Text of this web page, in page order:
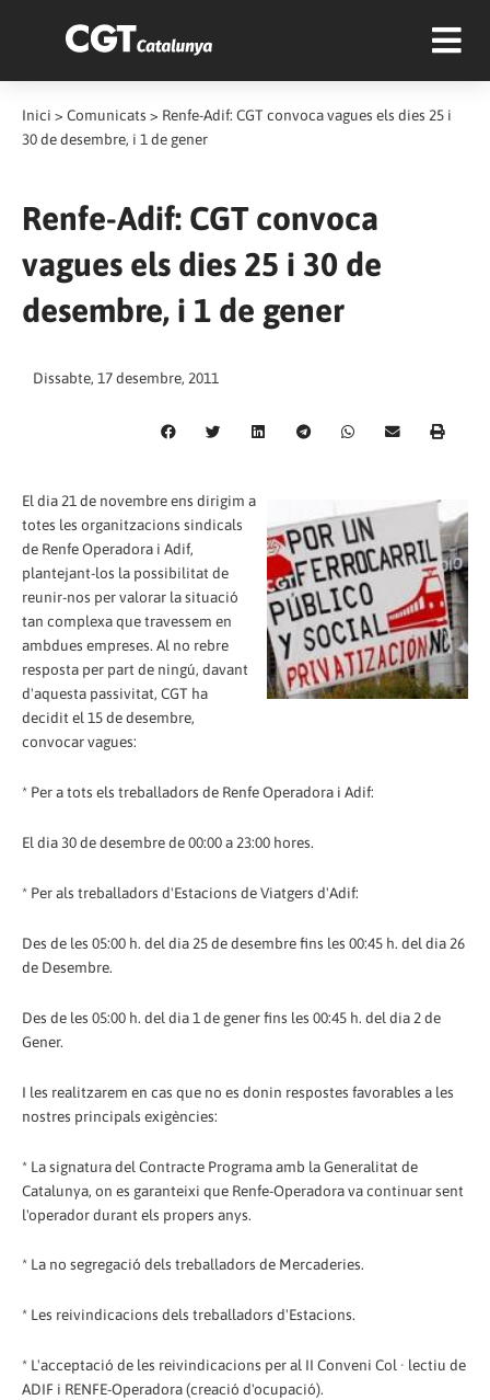
Inici > Comunicats > Renfe-Adif: CGT convoca vagues els dies 25 i
30 de desembre, i 1 de gener
Renfe-Adif: CGT convoca
vagues els dies 25 i 30 de
desembre, i 1 de gener
Dissabte, 17 desembre, 2011
El dia 21 de novembre ens dirigim a
totes les organitzacions sindicals
de Renfe Operadora i Adif,
plantejant-los la possibilitat de
reunir-nos per valorar la situació
tan complexa que travessem en
ambdues empreses. Al no rebre
resposta per part de ningú, davant
d'aquesta passivitat, CGT ha
decidit el 15 de desembre,
convocar vagues:
* Per a tots els treballadors de Renfe Operadora i Adif:
El dia 30 de desembre de 00:00 a 23:00 hores.
* Per als treballadors d'Estacions de Viatgers d'Adif:
Des de les 05:00 h. del dia 25 de desembre fins les 00:45 h. del dia 26
de Desembre.
Des de les 05:00 h. del dia 1 de gener fins les 00:45 h. del dia 2 de
Gener.
I les realitzarem en cas que no es donin respostes favorables a les
nostres principals exigències:
* La signatura del Contracte Programa amb la Generalitat de
Catalunya, on es garanteixi que Renfe-Operadora va continuar sent
l'operador durant els propers anys.
* La no segregació dels treballadors de Mercaderies.
* Les reivindicacions dels treballadors d'Estacions.
* L'acceptació de les reivindicacions per al II Conveni Col · lectiu de
ADIF i RENFE-Operadora (creació d'ocupació).